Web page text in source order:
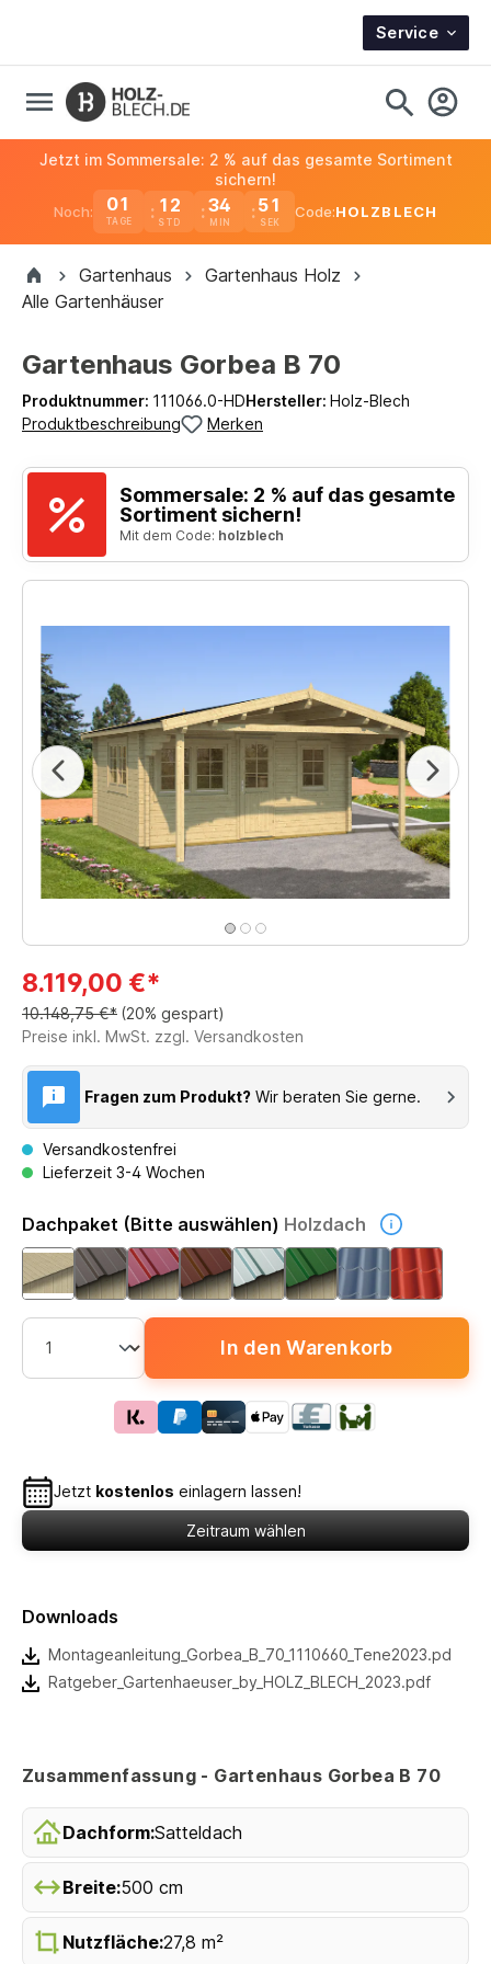
Service
Noch: 01
TAGE
12 34 51
Jetzt im Sommersale: 2 % auf das gesamte Sortiment
sichern!
Code:HOLZBLECH
Gartenhaus
Gartenhaus Holz
Alle Gartenhäuser
Gartenhaus Gorbea B 70
Produktnummer: 111066.0-HDHersteller: Holz-Blech
Produktbeschreibung
Merken
Sommersale: 2 % auf das gesamte
Sortiment sichern!
Mit dem Code: holzblech
8.119,00 €*
10.148,75 €* (20% gespart)
Preise inkl. MwSt. zzgl. Versandkosten
Fragen zum Produkt? Wir beraten Sie gerne.
Versandkostenfrei
Lieferzeit 3-4 Wochen
Dachpaket (Bitte auswählen) Holzdach
In den Warenkorb
Jetzt kostenlos einlagern lassen!
Zeitraum wählen
Downloads
Montageanleitung_Gorbea_B_70_1110660_Tene2023.pdf
Ratgeber_Gartenhaeuser_by_HOLZ_BLECH_2023.pdf
Zusammenfassung - Gartenhaus Gorbea B 70
Dachform:Satteldach
Breite:500 cm
Nutzfläche:27,8 m²